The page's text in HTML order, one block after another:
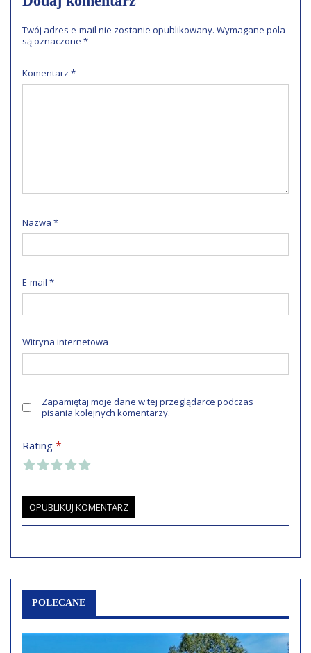
Twój adres e-mail nie zostanie opublikowany. Wymagane pola
są oznaczone *
Komentarz *
Nazwa *
E-mail *
Witryna internetowa
Zapamiętaj moje dane w tej przeglądarce podczas
pisania kolejnych komentarzy.
Rating *
POLECANE